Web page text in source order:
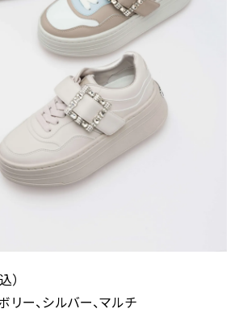
）
リー、シルバー、マルチ